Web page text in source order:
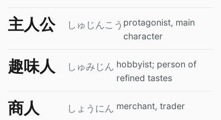
主人公 しゅじんこう protagonist, main
character
趣味人 しゅみじん hobbyist; person of
refined tastes
商人 しょうにん merchant, trader